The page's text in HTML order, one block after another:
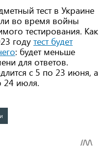
тест в Украине
во время войны
тестирования. Как
году тест будет
: будет меньше
для ответов.
с 5 по 23 июня, а
24 июля.